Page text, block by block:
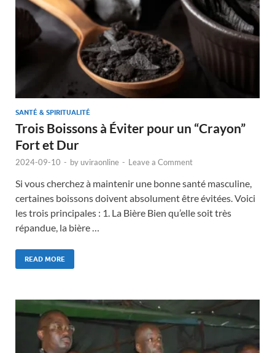
SANTÉ & SPIRITUALITÉ
Trois Boissons à Éviter pour un “Crayon”
Fort et Dur
2024-09-10 - byuviraonline - Leave a Comment
Si vous cherchez à maintenir une bonne santé masculine,
certaines boissons doivent absolument être évitées. Voici
les trois principales : 1. La Bière Bien qu’elle soit très
répandue, la bière …
READ MORE